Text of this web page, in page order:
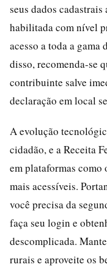
seus dados
habilitada com nível
acesso a toda a
disso, recomenda-se
contribuinte salve
declaração em local
A evolução
cidadão, e a Receita
em plataformas como
mais acessíveis.
você precisa da
faça seu login e
descomplicada.
rurais e aproveite os